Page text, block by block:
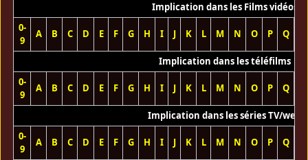
Implication dans les Films vidéos
0-
9
A B C D E F G H I J K L M N O P Q
Implication dans les téléfilms
0-
9
A B C D E F G H I J K L M N O P Q
Implication dans les séries TV/web
0-
9
A B C D E F G H I J K L M N O P Q